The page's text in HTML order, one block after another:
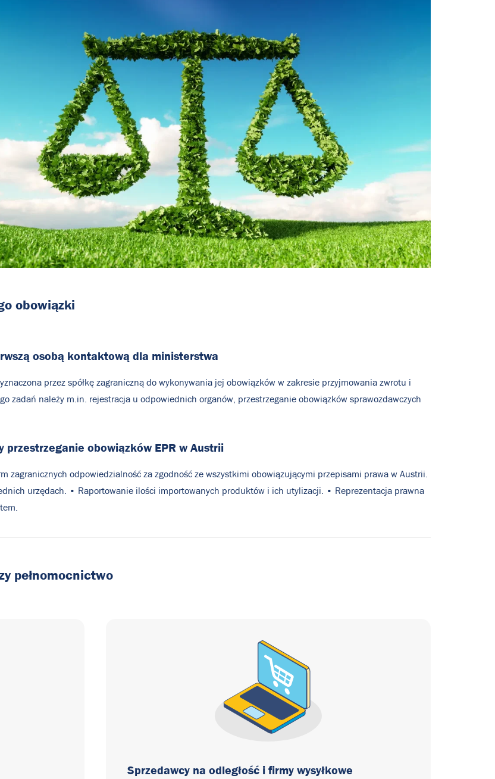
obowiązki
osobą kontaktową dla ministerstwa
przez spółkę zagraniczną do wykonywania jej obowiązków w zakresie przyjmowania zwrotu i
zadań należy m.in. rejestracja u odpowiednich organów, przestrzeganie obowiązków sprawozdawczych
obowiązków EPR w Austrii
zagranicznych odpowiedzialność za zgodność ze wszystkimi obowiązującymi przepisami prawa w Austrii.
urzędach. • Raportowanie ilości importowanych produktów i ich utylizacji. • Reprezentacja prawna
pełnomocnictwo
Sprzedawcy na odległość i firmy wysyłkowe